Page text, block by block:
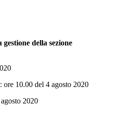
della sezione
ore 10.00 del 4 agosto 2020
2020